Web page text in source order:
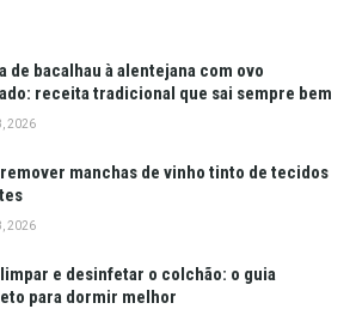
de bacalhau à alentejana com ovo
receita tradicional que sai sempre bem
2026
manchas de vinho tinto de tecidos
2026
e desinfetar o colchão: o guia
para dormir melhor